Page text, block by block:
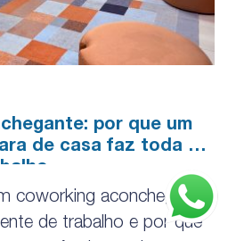
por que um
de casa faz toda a
coworking aconchegante
de trabalho e por que